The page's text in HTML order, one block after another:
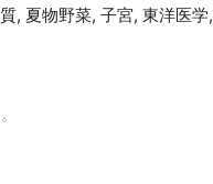
, 夏物野菜, 子宮, 東洋医学,